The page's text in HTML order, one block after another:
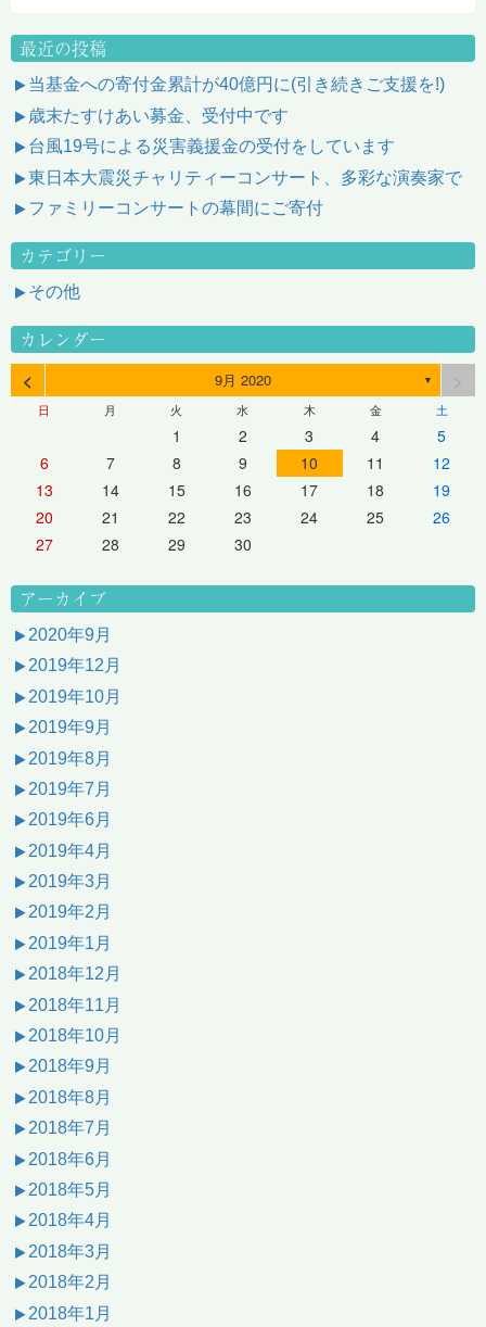
最近の投稿
当基金への寄付金累計が40億円に(引き続きご支援を!)
歳末たすけあい募金、受付中です
台風19号による災害義援金の受付をしています
東日本大震災チャリティーコンサート、多彩な演奏家で
ファミリーコンサートの幕間にご寄付
カテゴリー
その他
カレンダー
< 9月 2020 ▼
日 月 火 水 木 金 土
1 2 3 4
5
6
7 8 9 10 11
12
13
14 15 16 17 18
19
20
21 22 23 24 25
26
27
28 29 30
アーカイブ
2020年9月
2019年12月
2019年10月
2019年9月
2019年8月
2019年7月
2019年6月
2019年4月
2019年3月
2019年2月
2019年1月
2018年12月
2018年11月
2018年10月
2018年9月
2018年8月
2018年7月
2018年6月
2018年5月
2018年4月
2018年3月
2018年2月
2018年1月